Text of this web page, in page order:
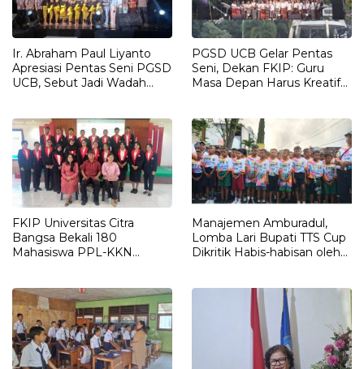
Ir. Abraham Paul Liyanto
Apresiasi Pentas Seni PGSD
UCB, Sebut Jadi Wadah
PGSD UCB Gelar Pentas
Seni, Dekan FKIP: Guru
Masa Depan Harus Kreatif
FKIP Universitas Citra
Bangsa Bekali 180
Mahasiswa PPL-KKN
Adaptif
Manajemen Amburadul,
Lomba Lari Bupati TTS Cup
Dikritik Habis-habisan oleh